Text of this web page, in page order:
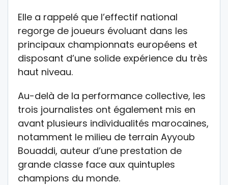
Elle a rappelé que l’effectif national
regorge de joueurs évoluant dans les
principaux championnats européens et
disposant d’une solide expérience du très
haut niveau.
Au-delà de la performance collective, les
trois journalistes ont également mis en
avant plusieurs individualités marocaines,
notamment le milieu de terrain Ayyoub
Bouaddi, auteur d’une prestation de
grande classe face aux quintuples
champions du monde.